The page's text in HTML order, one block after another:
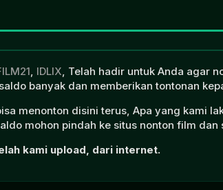
, IDLIX, Telah hadir untuk Anda agar
banyak dan memberikan tontonan
menonton disini terus, Apa yang kami
mohon pindah ke situs nonton film
kami upload, dari internet.